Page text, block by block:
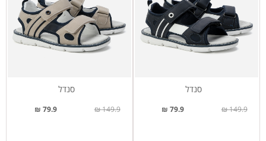
סנדל
79.9 ₪ 149.9 ₪
סנדל
79.9 ₪ 149.9 ₪